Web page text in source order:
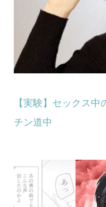
【実験】セックス
チン道中